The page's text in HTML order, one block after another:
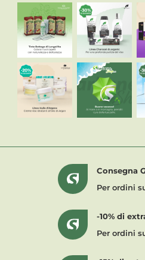
Consegna
Per ordini
-10% di
Per ordini